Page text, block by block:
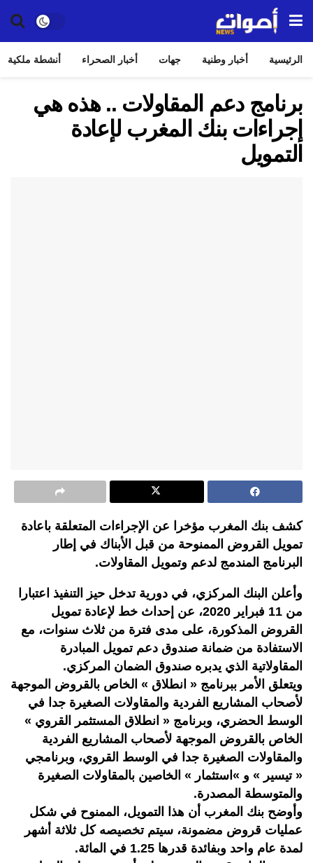
الرئيسية أخبار وطنية جهات أخبار الصحراء أنشطة ملكية
برنامج دعم المقاولات .. هذه هي
إجراءات بنك المغرب لإعادة
التمويل
كشف بنك المغرب مؤخرا عن الإجراءات المتعلقة باعادة
تمويل القروض الممنوحة من قبل الأبناك في إطار
البرنامج المندمج لدعم وتمويل المقاولات.
وأعلن البنك المركزي، في دورية تدخل حيز التنفيذ اعتبارا
من 11 فبراير 2020، عن إحداث خط لإعادة تمويل
القروض المذكورة، على مدى فترة من ثلاث سنوات، مع
الاستفادة من ضمانة صندوق دعم تمويل المبادرة
المقاولاتية الذي يدبره صندوق الضمان المركزي.
ويتعلق الأمر ببرنامج « انطلاق » الخاص بالقروض الموجهة
لأصحاب المشاريع الفردية والمقاولات الصغيرة جدا في
الوسط الحضري، وبرنامج « انطلاق المستثمر القروي »
الخاص بالقروض الموجهة لأصحاب المشاريع الفردية
والمقاولات الصغيرة جدا في الوسط القروي، وبرنامجي
« تيسير » و »استثمار » الخاصين بالمقاولات الصغيرة
والمتوسطة المصدرة.
وأوضح بنك المغرب أن هذا التمويل، الممنوح في شكل
عمليات قروض مضمونة، سيتم تخصيصه كل ثلاثة أشهر
لمدة عام واحد وبفائدة قدرها 1.25 في المائة.